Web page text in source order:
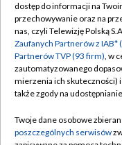
Abonament TVP
Emisja w TVP
Centrum informacji
Naziemna
Rada Programowa
dostęp do informacji na
przechowywanie oraz na
nas, czyli Telewizję Polską
Zaufanych Partnerów z IAB*
Partnerów TVP (93 firm), w
zautomatyzowanego
mierzenia ich skuteczności)
także zgody na
Twoje dane osobowe
poszczególnych serwisów